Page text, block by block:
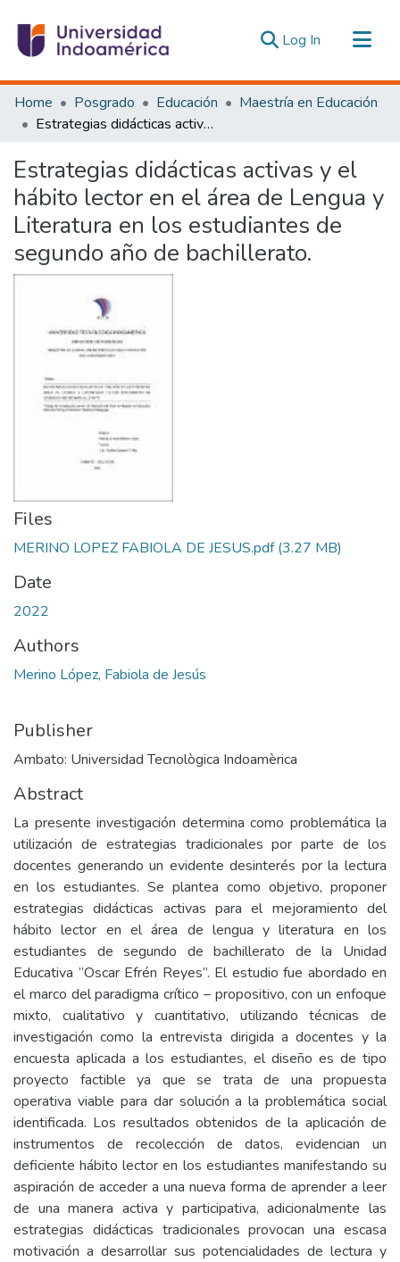
Log In (current)
Communities & Collections
All of DSpace
Estadísticas Externas
Home Posgrado Educación
Maestría en Educación
Estrategias didácticas activas y el hábito lector en el área de Lengua y Literatura en los estudiantes de segundo año de bachillerato.
Estrategias didácticas activas y el
hábito lector en el área de Lengua y
Literatura en los estudiantes de
segundo año de bachillerato.
Files
MERINO LOPEZ FABIOLA DE JESUS.pdf(3.27 MB)
Date
2022
Authors
Merino López, Fabiola de Jesús
Publisher
Ambato: Universidad Tecnològica Indoamèrica
Abstract
La presente investigación determina como problemática la
utilización de estrategias tradicionales por parte de los
docentes generando un evidente desinterés por la lectura
en los estudiantes. Se plantea como objetivo, proponer
estrategias didácticas activas para el mejoramiento del
hábito lector en el área de lengua y literatura en los
estudiantes de segundo de bachillerato de la Unidad
Educativa “Oscar Efrén Reyes”. El estudio fue abordado en
el marco del paradigma crítico – propositivo, con un enfoque
mixto, cualitativo y cuantitativo, utilizando técnicas de
investigación como la entrevista dirigida a docentes y la
encuesta aplicada a los estudiantes, el diseño es de tipo
proyecto factible ya que se trata de una propuesta
operativa viable para dar solución a la problemática social
identificada. Los resultados obtenidos de la aplicación de
instrumentos de recolección de datos, evidencian un
deficiente hábito lector en los estudiantes manifestando su
aspiración de acceder a una nueva forma de aprender a leer
de una manera activa y participativa, adicionalmente las
estrategias didácticas tradicionales provocan una escasa
motivación a desarrollar sus potencialidades de lectura y